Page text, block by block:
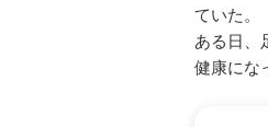
ていた。
ある日、
健康に